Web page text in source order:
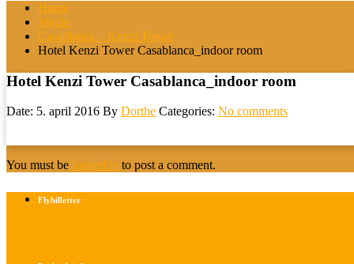
Home
Medie
Casablanca – Kenzi Tower
Hotel Kenzi Tower Casablanca_indoor room
Hotel Kenzi Tower Casablanca_indoor room
Date: 5. april 2016 By Dorthe Categories: No comments
You must be logged in to post a comment.
Flybilletter